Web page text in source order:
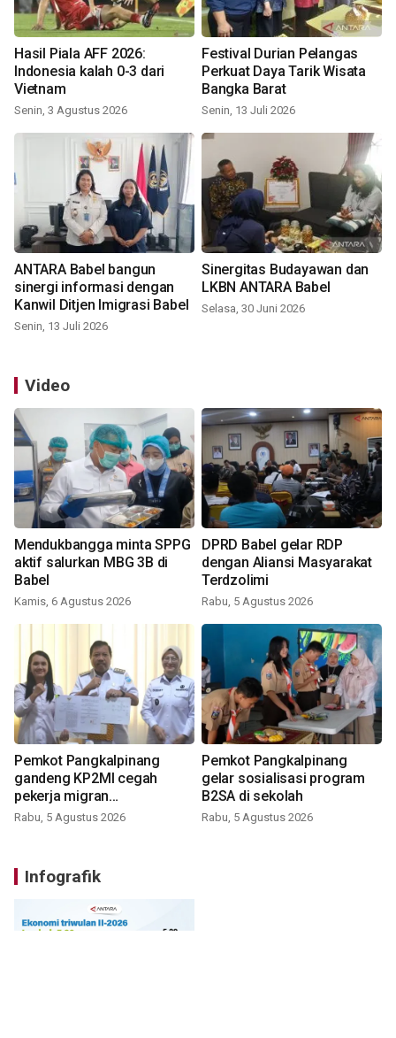
Hasil Piala AFF 2026:
Indonesia kalah 0-3 dari
Vietnam
Senin, 3 Agustus 2026
Festival Durian Pelangas
Perkuat Daya Tarik Wisata
Bangka Barat
Senin, 13 Juli 2026
ANTARA Babel bangun
sinergi informasi dengan
Kanwil Ditjen Imigrasi Babel
Senin, 13 Juli 2026
Sinergitas Budayawan dan
LKBN ANTARA Babel
Selasa, 30 Juni 2026
Video
Mendukbangga minta SPPG
aktif salurkan MBG 3B di
Babel
Kamis, 6 Agustus 2026
DPRD Babel gelar RDP
dengan Aliansi Masyarakat
Terdzolimi
Rabu, 5 Agustus 2026
Pemkot Pangkalpinang
gandeng KP2MI cegah
pekerja migran
nonprosedural
Rabu, 5 Agustus 2026
Pemkot Pangkalpinang
gelar sosialisasi program
B2SA di sekolah
Rabu, 5 Agustus 2026
Infografik